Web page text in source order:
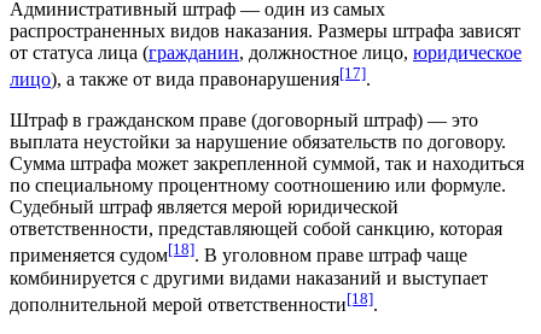
Административный штраф — один из самых
распространенных видов наказания. Размеры штрафа зависят
от статуса лица (гражданин, должностное лицо, юридическое
лицо), а также от вида правонарушения[17].
Штраф в гражданском праве (договорный штраф) — это
выплата неустойки за нарушение обязательств по договору.
Сумма штрафа может закрепленной суммой, так и находиться
по специальному процентному соотношению или формуле.
Судебный штраф является мерой юридической
ответственности, представляющей собой санкцию, которая
применяется судом[18]. В уголовном праве штраф чаще
комбинируется с другими видами наказаний и выступает
дополнительной мерой ответственности[18].